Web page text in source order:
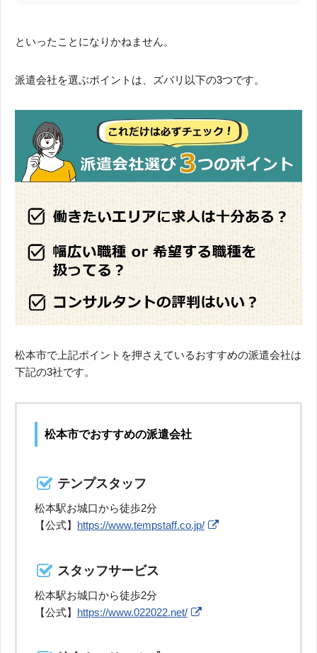
といったことになりかねません。
派遣会社を選ぶポイントは、ズバリ以下の3つです。
松本市で上記ポイントを押さえているおすすめの派遣会社は
下記の3社です。
松本市でおすすめの派遣会社
テンプスタッフ
松本駅お城口から徒歩2分
【公式】 https://www.tempstaff.co.jp/
スタッフサービス
松本駅お城口から徒歩2分
【公式】 https://www.022022.net/